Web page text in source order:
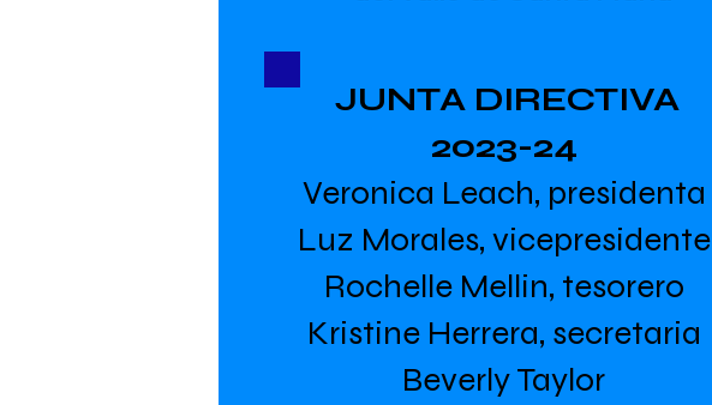
JUNTA DIRECTIVA
2023-24
Veronica Leach, presidenta
Luz Morales, vicepresidente
Rochelle Mellin, tesorero
Kristine Herrera, secretaria
Beverly Taylor